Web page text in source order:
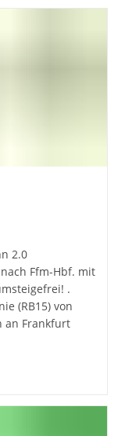
2.0
Ffm-Hbf. mit
.
(RB15) von
an Frankfurt